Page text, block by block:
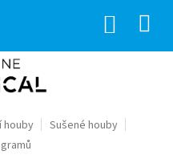
houby
Sušené houby